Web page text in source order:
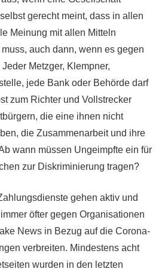
gerecht meint, dass in allen
Meinung mit allen Mitteln
auch dann, wenn es gegen
Metzger, Klempner,
jede Bank oder Behörde darf
zum Richter und Vollstrecker
die eine ihnen nicht
die Zusammenarbeit und ihre
wann müssen Ungeimpfte ein für
zur Diskriminierung tragen?
gehen aktiv und
öfter gegen Organisationen
News in Bezug auf die Corona-
verbreiten. Mindestens acht
wurden in den letzten